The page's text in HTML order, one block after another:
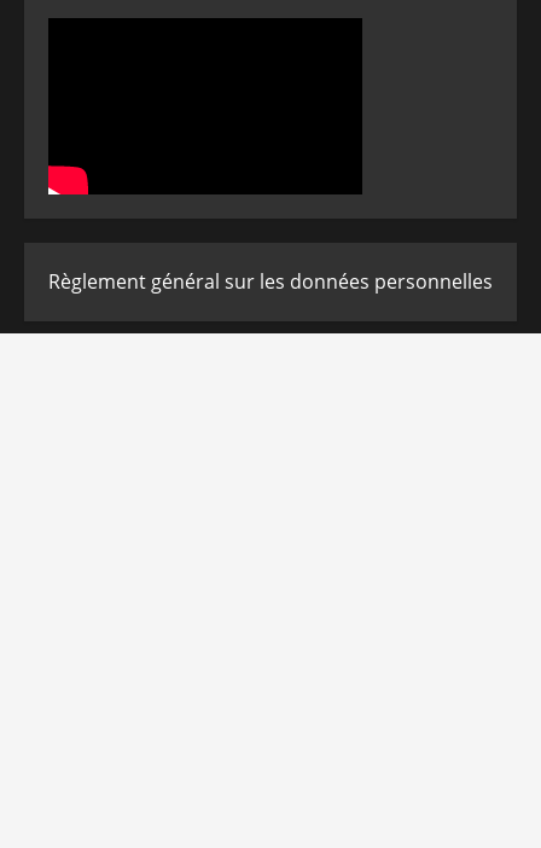
Règlement général sur les données personnelles